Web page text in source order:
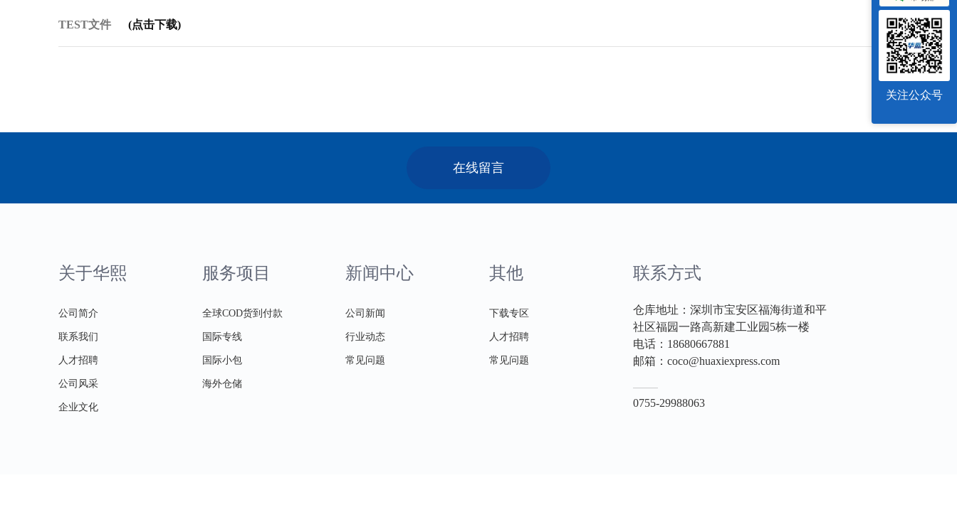
TEST文件 (点击下载)
在线留言
关于华熙
公司简介
联系我们
人才招聘
公司风采
企业文化
服务项目
全球COD货到付款
国际专线
国际小包
海外仓储
新闻中心
公司新闻
行业动态
常见问题
其他
下载专区
人才招聘
常见问题
联系方式
仓库地址：深圳市宝安区福海街道和平
社区福园一路高新建工业园5栋一楼
电话：18680667881
邮箱：coco@huaxiexpress.com
0755-29988063
关注公众号